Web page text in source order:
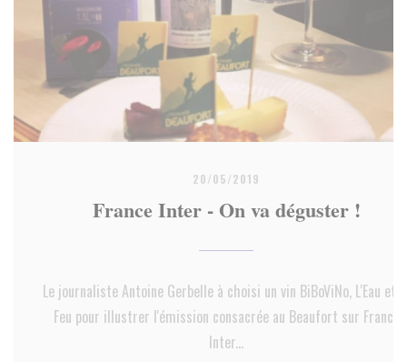
20/05/2019
France Inter - On va déguster !
Le journaliste Antoine Gerbelle à choisi un vin BiBoViNo, L'Eau et
Feu pour illustrer l'émission consacrée au Beaufort sur France
Inter...